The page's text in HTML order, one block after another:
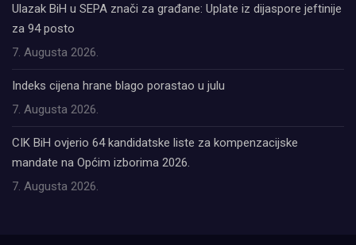
Ulazak BiH u SEPA znači za građane: Uplate iz dijaspore jeftinije
za 94 posto
7. Augusta 2026.
Indeks cijena hrane blago porastao u julu
7. Augusta 2026.
CIK BiH ovjerio 64 kandidatske liste za kompenzacijske
mandate na Općim izborima 2026.
7. Augusta 2026.